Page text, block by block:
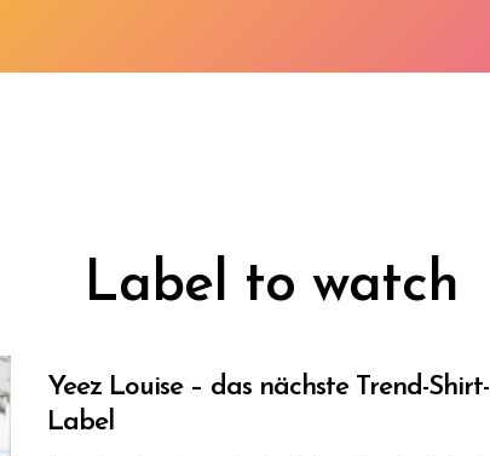
Label to watch
Yeez Louise – das nächste Trend-Shirt-
Label